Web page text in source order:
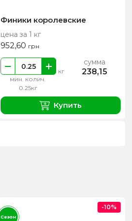
Финики королевские
цена за 1 кг
952,60 грн
мин. колич.
0.25кг
кг
сумма
238,15
Купить
-10%
Сезон